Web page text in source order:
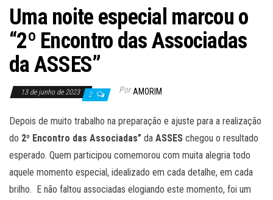
Uma noite especial marcou o
“2º Encontro das Associadas
da ASSES”
13 de junho de 2023 2 Por AMORIM
Depois de muito trabalho na preparação e ajuste para a realização
do 2º Encontro das Associadas” da ASSES chegou o resultado
esperado. Quem participou comemorou com muita alegria todo
aquele momento especial, idealizado em cada detalhe, em cada
brilho. E não faltou associadas elogiando este momento, foi um